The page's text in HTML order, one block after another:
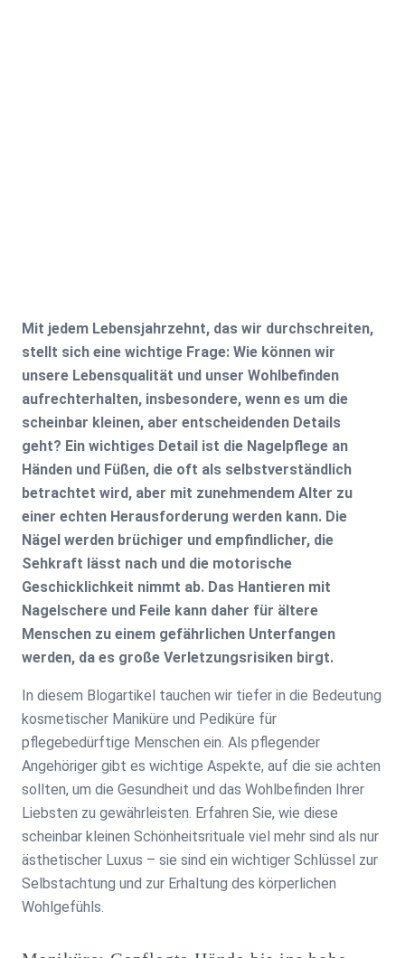
Mit jedem Lebensjahrzehnt, das wir durchschreiten,
stellt sich eine wichtige Frage: Wie können wir
unsere Lebensqualität und unser Wohlbefinden
aufrechterhalten, insbesondere, wenn es um die
scheinbar kleinen, aber entscheidenden Details
geht? Ein wichtiges Detail ist die Nagelpflege an
Händen und Füßen, die oft als selbstverständlich
betrachtet wird, aber mit zunehmendem Alter zu
einer echten Herausforderung werden kann. Die
Nägel werden brüchiger und empfindlicher, die
Sehkraft lässt nach und die motorische
Geschicklichkeit nimmt ab. Das Hantieren mit
Nagelschere und Feile kann daher für ältere
Menschen zu einem gefährlichen Unterfangen
werden, da es große Verletzungsrisiken birgt.
In diesem Blogartikel tauchen wir tiefer in die Bedeutung
kosmetischer Maniküre und Pediküre für
pflegebedürftige Menschen ein. Als pflegender
Angehöriger gibt es wichtige Aspekte, auf die sie achten
sollten, um die Gesundheit und das Wohlbefinden Ihrer
Liebsten zu gewährleisten. Erfahren Sie, wie diese
scheinbar kleinen Schönheitsrituale viel mehr sind als nur
ästhetischer Luxus – sie sind ein wichtiger Schlüssel zur
Selbstachtung und zur Erhaltung des körperlichen
Wohlgefühls.